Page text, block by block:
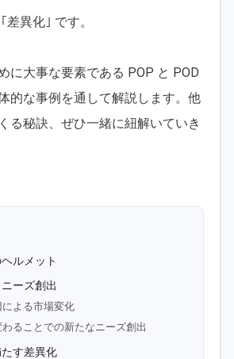
異化｣ です。
に大事な要素である POP と POD
的な事例を通して解説します。他
る秘訣、ぜひ一緒に紐解いていき
ルメット
ーズ創出
よる市場変化
ることでの新たなニーズ創出
す差異化